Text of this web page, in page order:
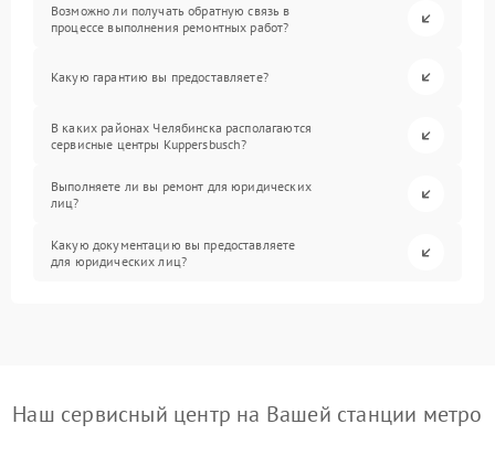
Возможно ли получать обратную связь в
процессе выполнения ремонтных работ?
Какую гарантию вы предоставляете?
В каких районах Челябинска располагаются
сервисные центры Kuppersbusch?
Выполняете ли вы ремонт для юридических
лиц?
Какую документацию вы предоставляете
для юридических лиц?
Наш сервисный центр на Вашей станции метро